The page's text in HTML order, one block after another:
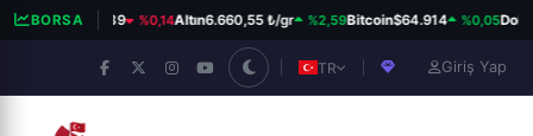
BORSA
10013.779,39 %0,14Altın6.660,55 ₺/gr %2,59Bitcoin$64.914 %0,05Dolar
TR Giriş Yap